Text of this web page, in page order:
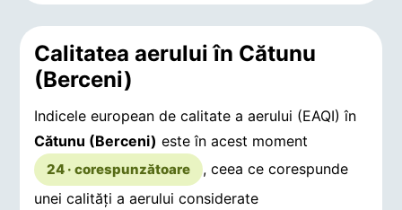
Calitatea aerului în Cătunu
(Berceni)
Indicele european de calitate a aerului (EAQI) în
Cătunu (Berceni) este în acest moment
24 · corespunzătoare
, ceea ce corespunde
unei calități a aerului considerate